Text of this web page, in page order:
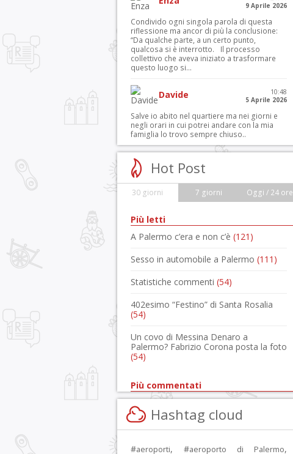
9 Aprile 2026
Condivido ogni singola parola di questa
riflessione ma ancor di più la conclusione:
“Da qualche parte, a un certo punto,
qualcosa si è interrotto. Il processo
collettivo che aveva iniziato a trasformare
questo luogo si...
Davide
10:48
5 Aprile 2026
Salve io abito nel quartiere ma nei giorni e
negli orari in cui potrei andare con la mia
famiglia lo trovo sempre chiuso..
Hot Post
30 giorni 7 giorni Oggi / 24 ore
Più letti
A Palermo c’era e non c’è (121)
Sesso in automobile a Palermo (111)
Statistiche commenti (54)
402esimo “Festino” di Santa Rosalia
(54)
Un covo di Messina Denaro a
Palermo? Fabrizio Corona posta la foto
(54)
Più commentati
Hashtag cloud
#aeroporti, #aeroporto di Palermo,